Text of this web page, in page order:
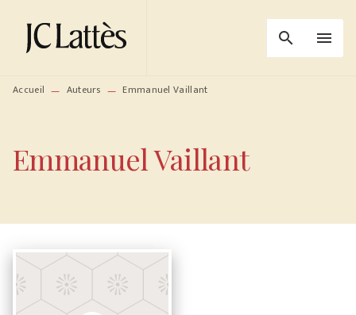
MENU RECHERCHE
PIED DE PAGE
search menu
Accueil — Auteurs — Emmanuel Vaillant
Emmanuel Vaillant